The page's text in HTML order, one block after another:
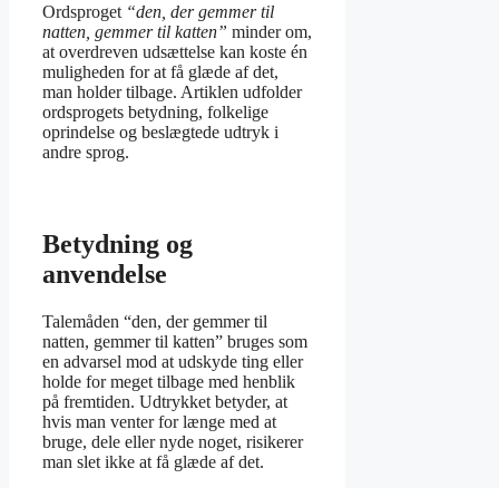
Ordsproget “den, der gemmer til
natten, gemmer til katten” minder om,
at overdreven udsættelse kan koste én
muligheden for at få glæde af det,
man holder tilbage. Artiklen udfolder
ordsprogets betydning, folkelige
oprindelse og beslægtede udtryk i
andre sprog.
Betydning og
anvendelse
Talemåden “den, der gemmer til
natten, gemmer til katten” bruges som
en advarsel mod at udskyde ting eller
holde for meget tilbage med henblik
på fremtiden. Udtrykket betyder, at
hvis man venter for længe med at
bruge, dele eller nyde noget, risikerer
man slet ikke at få glæde af det.